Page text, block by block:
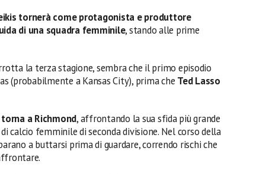
tornerà come protagonista e produttore
di una squadra femminile, stando alle prime
la terza stagione, sembra che il primo episodio
(probabilmente a Kansas City), prima che Ted Lasso
torna a Richmond, affrontando la sua sfida più grande
calcio femminile di seconda divisione. Nel corso della
a buttarsi prima di guardare, correndo rischi che